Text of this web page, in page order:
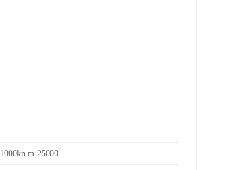
1000kn.m-25000